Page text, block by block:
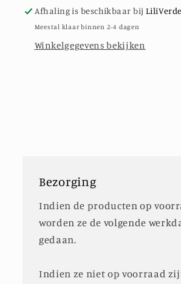
karton
met
per
karton
met
per
Afhaling is beschikbaar bij LiliVerde
Meestal klaar binnen 2-4 dagen
Winkelgegevens bekijken
Bezorging
Indien de producten op
worden ze de volgende
gedaan.
Indien ze niet op voorraad